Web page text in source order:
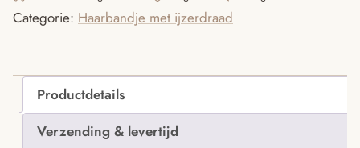
rib
Categorie: Haarbandje met ijzerdraad
Productdetails
Verzending & levertijd